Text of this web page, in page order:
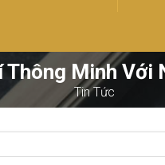
Thông Minh Với
Tin Tức